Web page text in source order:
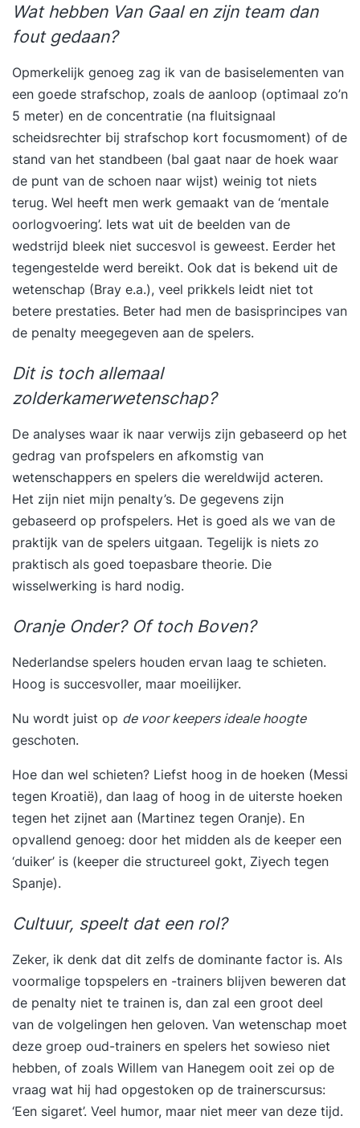
Wat hebben Van Gaal en zijn team dan
fout gedaan?
Opmerkelijk genoeg zag ik van de basiselementen van
een goede strafschop, zoals de aanloop (optimaal zo’n
5 meter) en de concentratie (na fluitsignaal
scheidsrechter bij strafschop kort focusmoment) of de
stand van het standbeen (bal gaat naar de hoek waar
de punt van de schoen naar wijst) weinig tot niets
terug. Wel heeft men werk gemaakt van de ‘mentale
oorlogvoering’. Iets wat uit de beelden van de
wedstrijd bleek niet succesvol is geweest. Eerder het
tegengestelde werd bereikt. Ook dat is bekend uit de
wetenschap (Bray e.a.), veel prikkels leidt niet tot
betere prestaties. Beter had men de basisprincipes van
de penalty meegegeven aan de spelers.
Dit is toch allemaal
zolderkamerwetenschap?
De analyses waar ik naar verwijs zijn gebaseerd op het
gedrag van profspelers en afkomstig van
wetenschappers en spelers die wereldwijd acteren.
Het zijn niet mijn penalty’s. De gegevens zijn
gebaseerd op profspelers. Het is goed als we van de
praktijk van de spelers uitgaan. Tegelijk is niets zo
praktisch als goed toepasbare theorie. Die
wisselwerking is hard nodig.
Oranje Onder? Of toch Boven?
Nederlandse spelers houden ervan laag te schieten.
Hoog is succesvoller, maar moeilijker.
Nu wordt juist op de voor keepers ideale hoogte
geschoten.
Hoe dan wel schieten? Liefst hoog in de hoeken (Messi
tegen Kroatië), dan laag of hoog in de uiterste hoeken
tegen het zijnet aan (Martinez tegen Oranje). En
opvallend genoeg: door het midden als de keeper een
‘duiker’ is (keeper die structureel gokt, Ziyech tegen
Spanje).
Cultuur, speelt dat een rol?
Zeker, ik denk dat dit zelfs de dominante factor is. Als
voormalige topspelers en -trainers blijven beweren dat
de penalty niet te trainen is, dan zal een groot deel
van de volgelingen hen geloven. Van wetenschap moet
deze groep oud-trainers en spelers het sowieso niet
hebben, of zoals Willem van Hanegem ooit zei op de
vraag wat hij had opgestoken op de trainerscursus:
‘Een sigaret’. Veel humor, maar niet meer van deze tijd.